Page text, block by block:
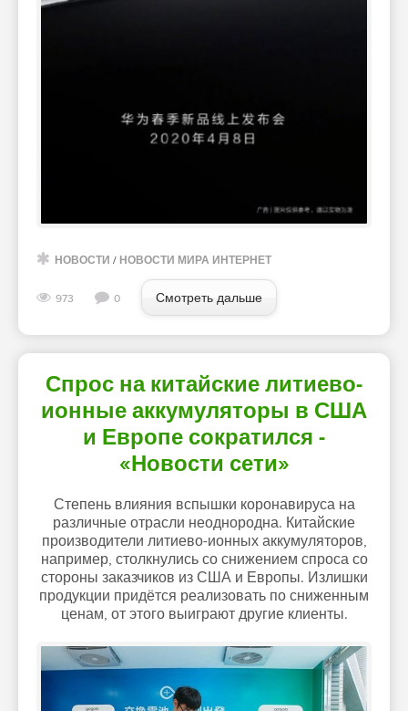
НОВОСТИ / НОВОСТИ МИРА ИНТЕРНЕТ
973 0 Смотреть дальше
Спрос на китайские литиево-
ионные аккумуляторы в США
и Европе сократился -
«Новости сети»
Степень влияния вспышки коронавируса на
различные отрасли неоднородна. Китайские
производители литиево-ионных аккумуляторов,
например, столкнулись со снижением спроса со
стороны заказчиков из США и Европы. Излишки
продукции придётся реализовать по сниженным
ценам, от этого выиграют другие клиенты.